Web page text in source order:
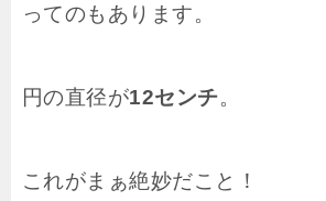
ってのもあります。
円の直径が12センチ。
これがまぁ絶妙だこと！